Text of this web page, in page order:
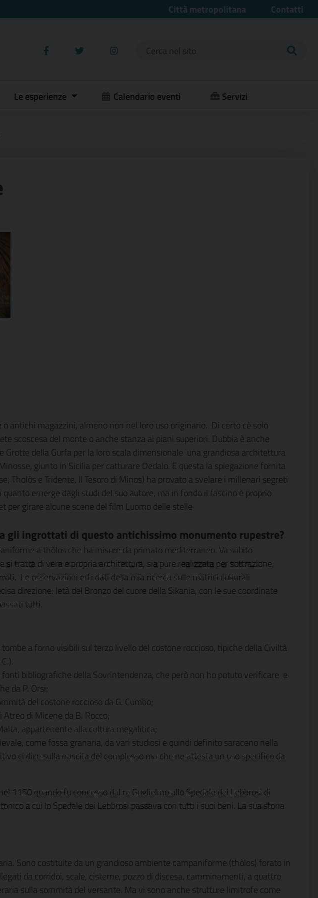
Città metropolitana Contatti
Ricerca per:
Le esperienze Calendario eventi Servizi
antichi magazzini, almeno non nel loro uso originario. Di certo cè solo
scoscesa del monte o anche stanza ai piani superiori. Dubbia è anche
Grotte della Gurfa per la loro scala dimensionale una grandiosa architettura
giunto in Sicilia per catturare Dedalo. E questa la spiegazione fornita
e Tridente, Il Tesoro di Minos) ha provato a svelare i millenari segreti
emerge dagli studi del suo autore, ma in fondo il fascino è proprio
girare alcune scene del film Luomo delle stelle
gli ingrottati di questo antichissimo monumento rupestre?
a thòlos che ha misure da primato mediterraneo. Va subito
tratta di vera e propria architettura, sia pure realizzata per sottrazione,
Le osservazioni ed i dati della mia ricerca sulle matrici culturali
direzione: letà del Bronzo del cuore della Sikania, con le sue coordinate
tutti.
a forno visibili sul terzo livello del costone roccioso, tipiche della Civiltà
fonti bibliografiche della Sovrintendenza, che però non ho potuto verificare e
da P. Orsi;
del costone roccioso da G. Cumbo;
di Micene da B. Rocco;
appartenente alla cultura megalitica;
come fossa granaria, da vari studiosi e quindi definito saraceno nella
ci dice sulla nascita del complesso ma che ne attesta un uso specifico da
1150 quando fu concesso dal re Guglielmo allo Spedale dei Lebbrosi di
a cui lo Spedale dei Lebbrosi passava con tutti i suoi beni. La sua storia
Sono costituite da un grandioso ambiente campaniforme (thòlos) forato in
da corridoi, scale, cisterne, pozzo di discesa, camminamenti, a quattro
sulla sommità del versante. Ma vi sono anche strutture limitrofe come